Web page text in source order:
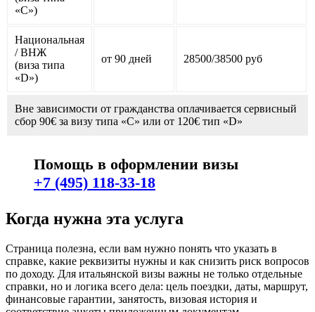
«С»)
Национальная
/ ВНЖ
(виза типа
«D»)
от 90 дней 28500/38500 руб
Вне зависимости от гражданства оплачивается сервисный
сбор 90€ за визу типа «C» или от 120€ тип «D»
Помощь в оформлении визы
+7 (495) 118-33-18
Когда нужна эта услуга
Страница полезна, если вам нужно понять что указать в
справке, какие реквизиты нужны и как снизить риск вопросов
по доходу. Для итальянской визы важны не только отдельные
справки, но и логика всего дела: цель поездки, даты, маршрут,
финансовые гарантии, занятость, визовая история и